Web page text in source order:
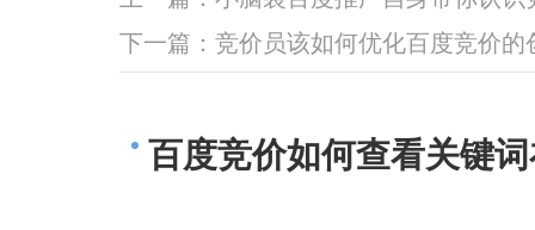
下一篇： 竞价员该如何优化百度竞价的
百度竞价如何查看关键